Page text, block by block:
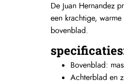
De Juan Hernandez
een krachtige,
bovenblad.
Bovenblad:
Achterblad en